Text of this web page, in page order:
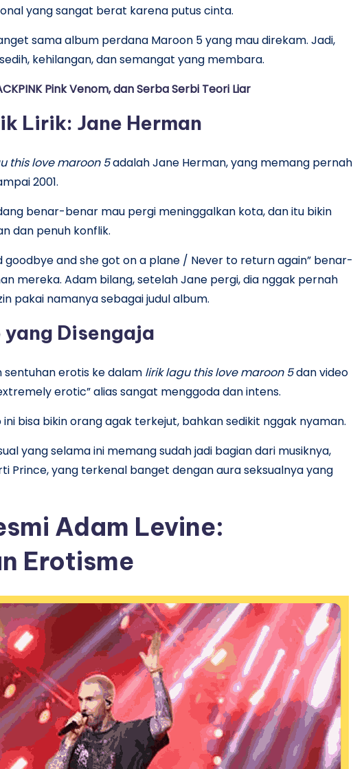
yang sangat berat karena putus cinta.
sama album perdana Maroon 5 yang mau direkam. Jadi,
kehilangan, dan semangat yang membara.
Pink Venom, dan Serba Serbi Teori Liar
Lirik: Jane Herman
this love maroon 5adalah Jane Herman, yang memang pernah
2001.
benar-benar mau pergi meninggalkan kota, dan itu bikin
dan penuh konflik.
goodbye and she got on a plane / Never to return again” benar-
mereka. Adam bilang, setelah Jane pergi, dia nggak pernah
pakai namanya sebagai judul album.
yang Disengaja
sentuhan erotis ke dalam lirik lagu this love maroon 5dan video
erotic” alias sangat menggoda dan intens.
bisa bikin orang agak terkejut, bahkan sedikit nggak nyaman.
yang selama ini memang sudah jadi bagian dari musiknya,
Prince, yang terkenal banget dengan aura seksualnya yang
Adam Levine:
Erotisme